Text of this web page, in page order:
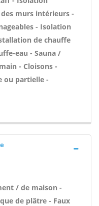
murs intérieurs -
- Isolation
de chauffe
eau - Sauna /
- Cloisons -
ou partielle -
/ de maison -
de plâtre - Faux